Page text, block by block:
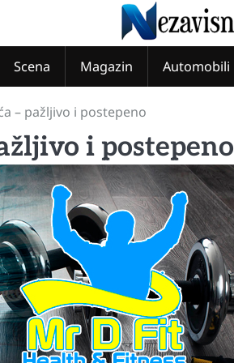
Scena Magazin Automobili
– pažljivo i postepeno
i postepeno